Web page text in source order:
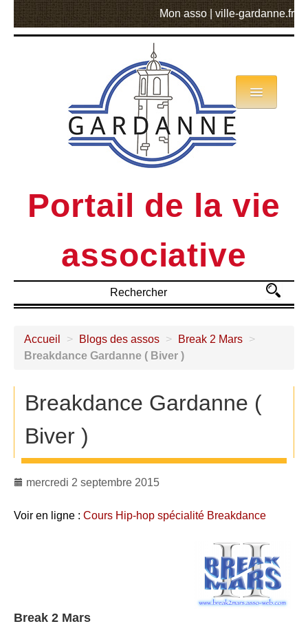
Mon asso ville-gardanne.fr
Portail de la vie
associative
Annuaire
Actualités
MVA
Accueil > Blogs des assos > Break 2 Mars >
Breakdance Gardanne ( Biver )
Breakdance Gardanne (
Biver )
mercredi 2 septembre 2015
Voir en ligne : Cours Hip-hop spécialité Breakdance
Break 2 Mars